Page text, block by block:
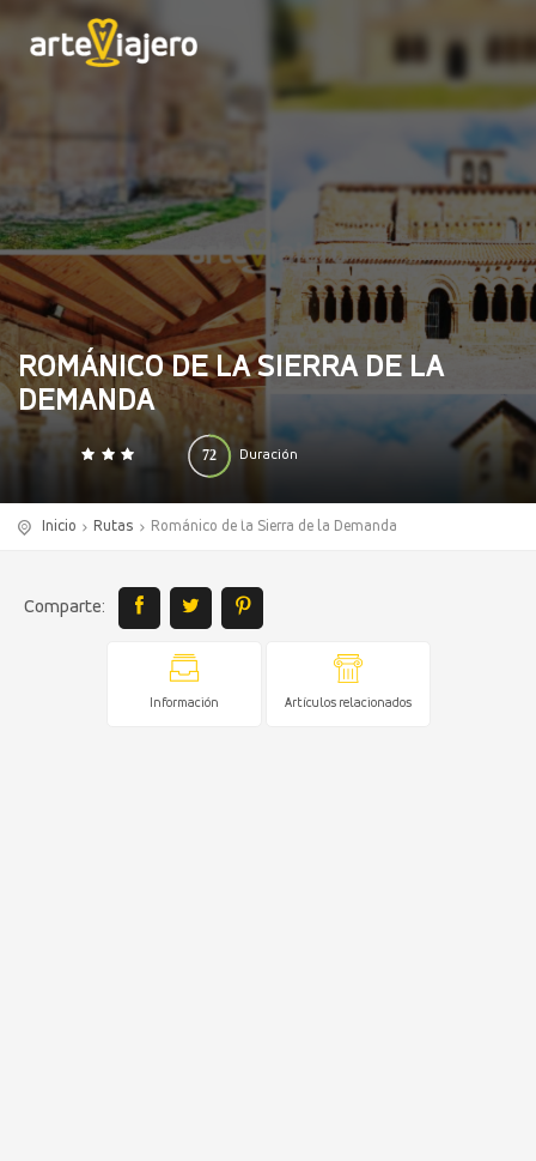
ROMÁNICO DE LA SIERRA DE LA
DEMANDA
Duración
72
0 140
Inicio Rutas Románico de la Sierra de la Demanda
Comparte:
Información Artículos relacionados